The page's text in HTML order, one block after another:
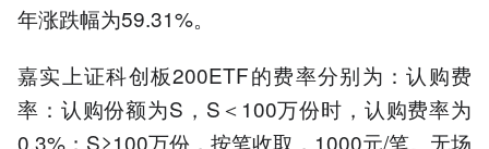
年涨跌幅为59.31%。
嘉实上证科创板200ETF的费率分别为：认购费
率：认购份额为S，S＜100万份时，认购费率为
0.3%；S≥100万份，按笔收取，1000元/笔。无场